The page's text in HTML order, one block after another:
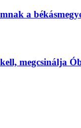
a
megcsinálja